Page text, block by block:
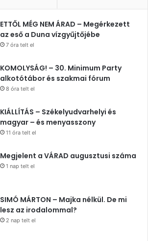
ETTŐL MÉG NEM ÁRAD – Megérkezett
az eső a Duna vízgyűjtőjébe
7 óra telt el
KOMOLYSÁG! – 30. Minimum Party
alkotótábor és szakmai fórum
8 óra telt el
KIÁLLÍTÁS – Székelyudvarhelyi és
magyar – és menyasszony
11 óra telt el
Megjelent a VÁRAD augusztusi száma
1 nap telt el
SIMÓ MÁRTON – Majka nélkül. De mi
lesz az irodalommal?
2 nap telt el